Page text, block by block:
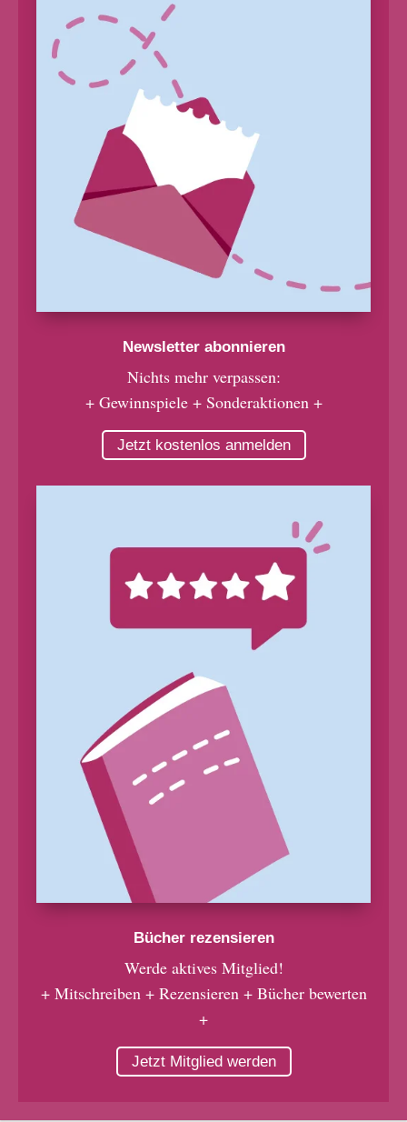
Newsletter abonnieren
Nichts mehr verpassen:
+ Gewinnspiele + Sonderaktionen +
Jetzt kostenlos anmelden
Bücher rezensieren
Werde aktives Mitglied!
+ Mitschreiben + Rezensieren + Bücher bewerten
+
Jetzt Mitglied werden